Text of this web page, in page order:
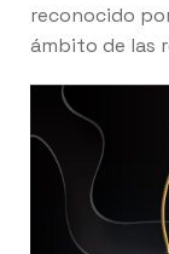
reconocido
ámbito de las